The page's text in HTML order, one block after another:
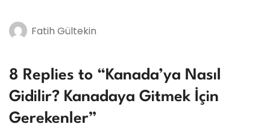
Fatih Gültekin
8 Replies to “Kanada’ya Nasıl
Gidilir? Kanadaya Gitmek İçin
Gerekenler”